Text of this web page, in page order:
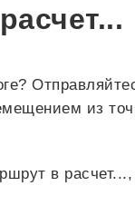
расчет...
из
в расчет...